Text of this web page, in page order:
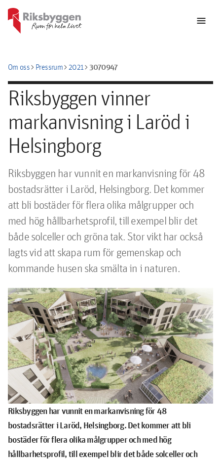
menu
Om osschevron_rightPressrumchevron_right2021chevron_right3070947
Riksbyggen vinner
markanvisning i Laröd i
Helsingborg
Riksbyggen har vunnit en markanvisning för 48
bostadsrätter i Laröd, Helsingborg. Det kommer
att bli bostäder för flera olika målgrupper och
med hög hållbarhetsprofil, till exempel blir det
både solceller och gröna tak. Stor vikt har också
lagts vid att skapa rum för gemenskap och
kommande husen ska smälta in i naturen.
Riksbyggen har vunnit en markanvisning för 48
bostadsrätter i Laröd, Helsingborg. Det kommer att bli
bostäder för flera olika målgrupper och med hög
hållbarhetsprofil, till exempel blir det både solceller och